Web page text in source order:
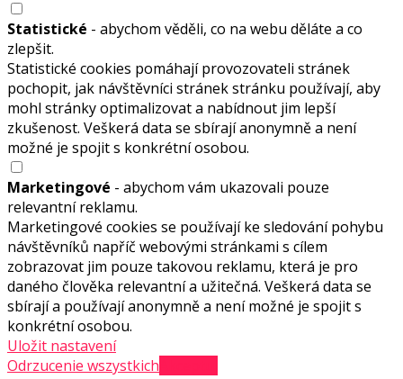
Statistické - abychom věděli, co na webu děláte a co
zlepšit.
Statistické cookies pomáhají provozovateli stránek
pochopit, jak návštěvníci stránek stránku používají, aby
mohl stránky optimalizovat a nabídnout jim lepší
zkušenost. Veškerá data se sbírají anonymně a není
možné je spojit s konkrétní osobou.
Marketingové - abychom vám ukazovali pouze
relevantní reklamu.
Marketingové cookies se používají ke sledování pohybu
návštěvníků napříč webovými stránkami s cílem
zobrazovat jim pouze takovou reklamu, která je pro
daného člověka relevantní a užitečná. Veškerá data se
sbírají a používají anonymně a není možné je spojit s
konkrétní osobou.
Uložit nastavení
Odrzucenie wszystkich